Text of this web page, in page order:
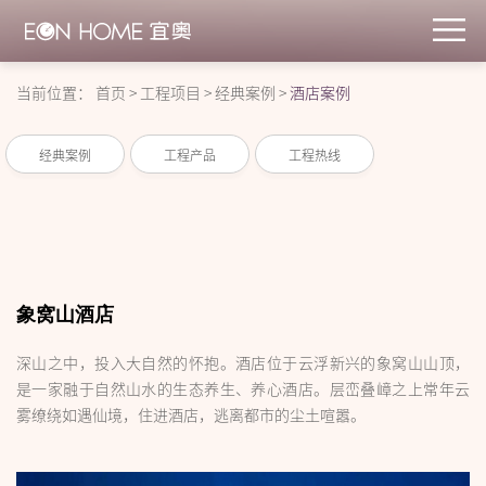
当前位置： 首页 > 工程项目 >经典案例 >酒店案例
经典案例 工程产品 工程热线
象窝山酒店
深山之中，投入大自然的怀抱。酒店位于云浮新兴的象窝山山顶，
是一家融于自然山水的生态养生、养心酒店。层峦叠嶂之上常年云
雾缭绕如遇仙境，住进酒店，逃离都市的尘土喧嚣。